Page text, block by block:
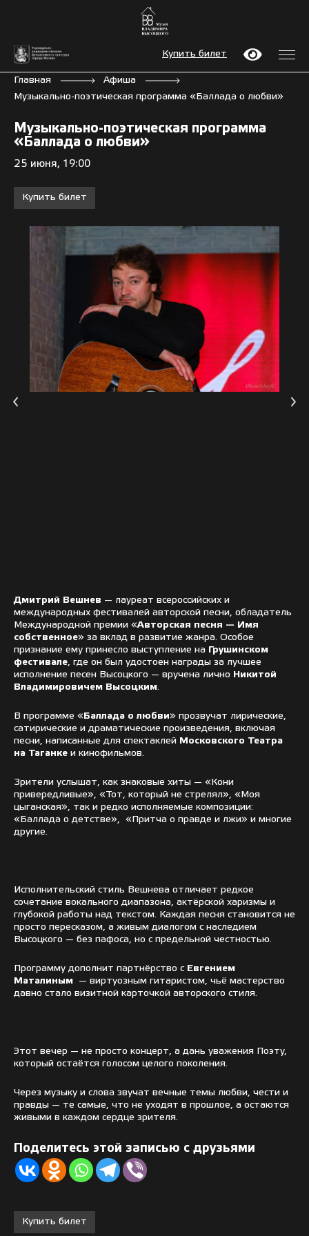
Купить билет
Главная
Афиша
Музыкально-поэтическая программа «Баллада о любви»
Музыкально-поэтическая программа
«Баллада о любви»
25 июня, 19:00
Купить билет
Дмитрий Вешнев — лауреат всероссийских и
международных фестивалей авторской песни, обладатель
Международной премии «Авторская песня — Имя
собственное» за вклад в развитие жанра. Особое
признание ему принесло выступление на Грушинском
фестивале, где он был удостоен награды за лучшее
исполнение песен Высоцкого — вручена лично
Никитой
Владимировичем Высоцким.
В программе « Баллада о любви» прозвучат лирические,
сатирические и драматические произведения, включая
песни, написанные для спектаклей Московского Театра
на Таганке и кинофильмов.
Зрители услышат, как знаковые хиты — «Кони
привередливые», «Тот, который не стрелял», «Моя
цыганская», так и редко исполняемые композиции:
«Баллада о детстве», «Притча о правде и лжи» и многие
другие.
Исполнительский стиль Вешнева отличает редкое
сочетание вокального диапазона, актёрской харизмы и
глубокой работы над текстом. Каждая песня становится не
просто пересказом, а живым диалогом с наследием
Высоцкого — без пафоса, но с предельной честностью.
Программу дополнит партнёрство с Евгением
Маталиным — виртуозным гитаристом, чьё мастерство
давно стало визитной карточкой авторского стиля.
Этот вечер — не просто концерт, а дань уважения Поэту,
который остаётся голосом целого поколения.
Через музыку и слова звучат вечные темы любви, чести и
правды — те самые, что не уходят в прошлое, а остаются
живыми в каждом сердце зрителя.
Поделитесь этой записью с друзьями
Купить билет